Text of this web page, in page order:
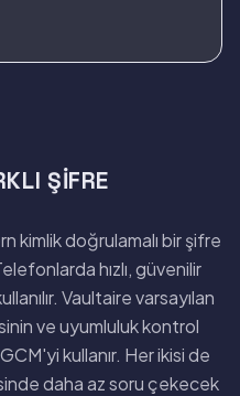
ŞIFRE
kimlik doğrulamalı bir şifre
hızlı, güvenilir
Vaultaire varsayılan
ve uyumluluk kontrol
kullanır. Her ikisi de
daha az soru çekecek